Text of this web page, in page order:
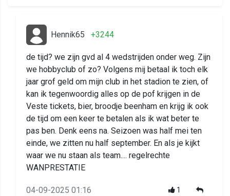
Hennik65 +3244
de tijd? we zijn gvd al 4 wedstrijden onder weg. Zijn
we hobbyclub of zo? Volgens mij betaal ik toch elk
jaar grof geld om mijn club in het stadion te zien, of
kan ik tegenwoordig alles op de pof krijgen in de
Veste tickets, bier, broodje beenham en krijg ik ook
de tijd om een keer te betalen als ik wat beter te
pas ben. Denk eens na. Seizoen was half mei ten
einde, we zitten nu half september. En als je kijkt
waar we nu staan als team.... regelrechte
WANPRESTATIE
04-09-2025 01:16 1